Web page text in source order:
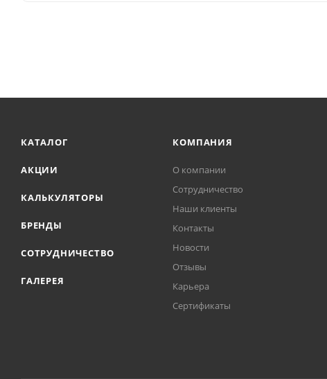
КАТАЛОГ
АКЦИИ
КАЛЬКУЛЯТОРЫ
БРЕНДЫ
СОТРУДНИЧЕСТВО
ГАЛЕРЕЯ
КОМПАНИЯ
О компании
Сотрудничество
Наши клиенты
Контакты
Новости
Отзывы
Карьера
Сертификаты